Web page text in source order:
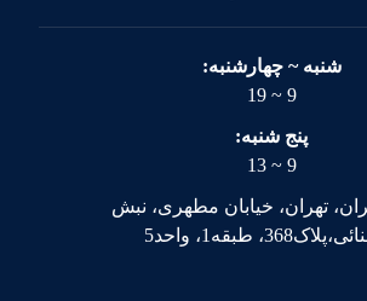
شنبه ~ چهارشنبه:
9 ~ 19
پنج شنبه:
9 ~ 13
تهران، خیابان مطهری، نبش
طبقه1، واحد5